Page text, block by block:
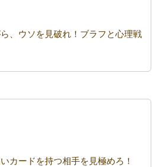
、ウソを見破れ！ブラフと心理戦
カードを持つ相手を見極めろ！